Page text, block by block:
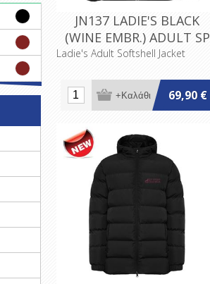
JN137 LADIE'S BLACK
(WINE EMBR.) ADULT SP
Ladie's Adult Softshell Jacket
69,90 €